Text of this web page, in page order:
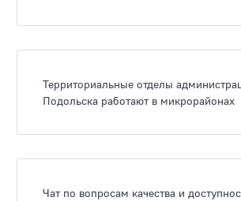
Территориальные отделы
Подольска работают в микрорайонах
Чат по вопросам качества и